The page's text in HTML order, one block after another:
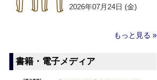
2026年07月24日 (金)
もっと見る »
書籍・電子メディア